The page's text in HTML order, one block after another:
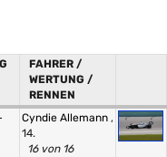
FAHRER /
WERTUNG /
RENNEN
Cyndie Allemann ,
14.
16 von 16